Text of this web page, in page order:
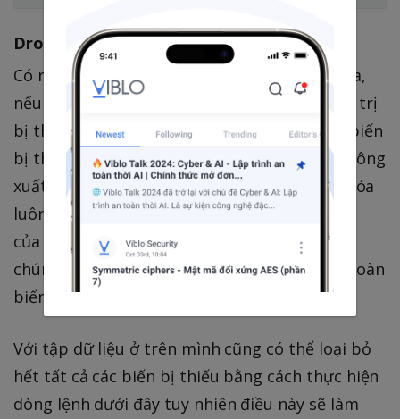
Dropping variable
Có rất nhiều trường hợp xảy ra khi thiếu data,
nếu trong trường hợp một biến có nhiều giá trị
bị thiếu và chúng ta có thể phán đoán rằng biến
bị thiếu đó thật sự không quan trọng nếu không
xuất hiện trong dữ liệu, thì chúng ta có thể xóa
luôn cả biến đó đi. Thông thường, khi dữ liệu
của một biến bị thiếu khoảng 60 ~70 % thì
chúng ta nên xem xét đến việc loại bỏ hoàn toàn
biến đó đi.
Với tập dữ liệu ở trên mình cũng có thể loại bỏ
hết tất cả các biến bị thiếu bằng cách thực hiện
dòng lệnh dưới đây tuy nhiên điều này sẽ làm